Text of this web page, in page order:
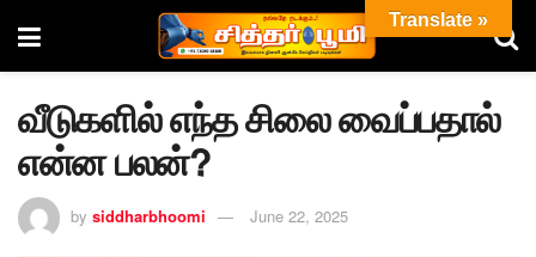
வீடுகளில் எந்த சிலை வைப்பதால்
என்ன பலன்?
by siddharbhoomi June 22, 2025
Translate »